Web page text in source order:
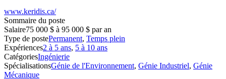
www.keridis.ca/
Sommaire du poste
Salaire75 000 $ à 95 000 $ par an
Type de postePermanent, Temps plein
Expériences2 à 5 ans, 5 à 10 ans
CatégoriesIngénierie
SpécialisationsGénie de l'Environnement, Génie Industriel, Génie
Mécanique